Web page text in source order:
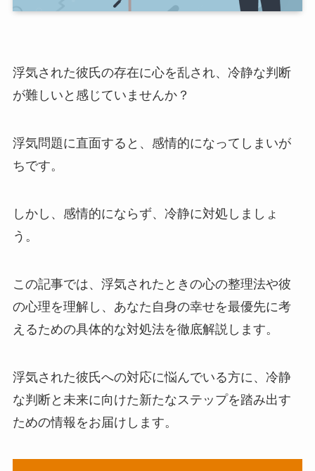
浮気された彼氏の存在に心を乱され、冷静な判断
が難しいと感じていませんか？
浮気問題に直面すると、感情的になってしまいが
ちです。
しかし、感情的にならず、冷静に対処しましょ
う。
この記事では、浮気されたときの心の整理法や彼
の心理を理解し、あなた自身の幸せを最優先に考
えるための具体的な対処法を徹底解説します。
浮気された彼氏への対応に悩んでいる方に、冷静
な判断と未来に向けた新たなステップを踏み出す
ための情報をお届けします。